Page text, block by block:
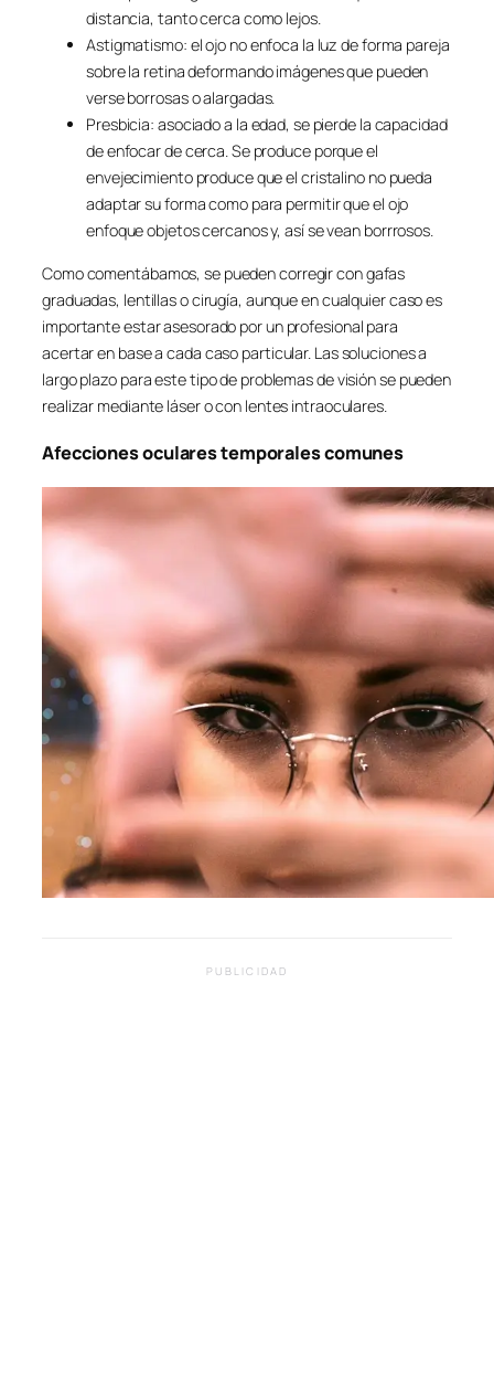
distancia, tanto cerca como lejos.
Astigmatismo: el ojo no enfoca la luz de forma pareja
sobre la retina deformando imágenes que pueden
verse borrosas o alargadas.
Presbicia: asociado a la edad, se pierde la capacidad
de enfocar de cerca. Se produce porque el
envejecimiento produce que el cristalino no pueda
adaptar su forma como para permitir que el ojo
enfoque objetos cercanos y, así se vean borrrosos.
Como comentábamos, se pueden corregir con gafas
graduadas, lentillas o cirugía, aunque en cualquier caso es
importante estar asesorado por un profesional para
acertar en base a cada caso particular. Las soluciones a
largo plazo para este tipo de problemas de visión se pueden
realizar mediante láser o con lentes intraoculares.
Afecciones oculares temporales comunes
PUBLICIDAD